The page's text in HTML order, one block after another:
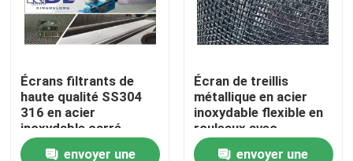
Produits
Le spectacle VR
Écrans filtrants de
haute qualité SS304
316 en acier
inoxydable carré
métallique tissé
envoyer une
Écran de treillis
métallique en acier
inoxydable flexible en
rouleaux avec
différents types de
envoyer une